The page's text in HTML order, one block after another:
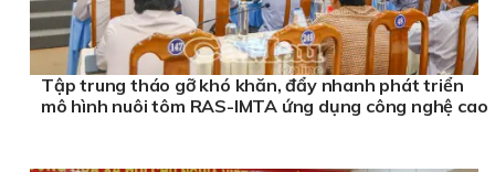
Tập trung tháo gỡ khó khăn, đẩy nhanh phát triển
mô hình nuôi tôm RAS-IMTA ứng dụng công nghệ cao